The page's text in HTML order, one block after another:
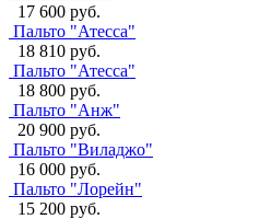
17 600 руб.
Пальто "Атесса"
18 810 руб.
Пальто "Атесса"
18 800 руб.
Пальто "Анж"
20 900 руб.
Пальто "Виладжо"
16 000 руб.
Пальто "Лорейн"
15 200 руб.